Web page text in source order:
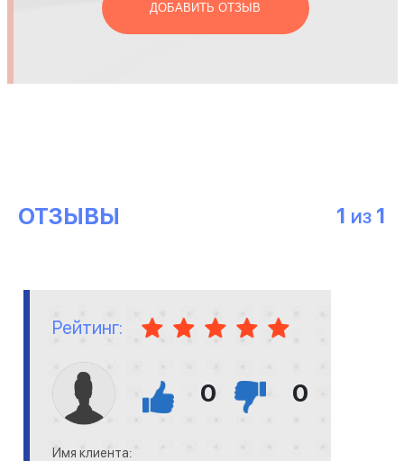
ДОБАВИТЬ ОТЗЫВ
ОТЗЫВЫ 1 ИЗ 1
Рейтинг:
0 0
Имя клиента: